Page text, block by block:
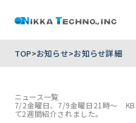
TOP お知らせ お知らせ詳細
ニュース一覧
7/2金曜日、7/9金曜日21時～
て2週間紹介されました。